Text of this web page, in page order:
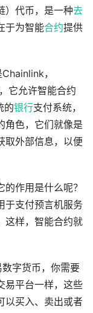
）代币，是一种去
于为智能合约提供
，
它允许智能合约
的银行支付系统，
角色，它们就像是
取外部信息，以便
作用是什么呢？
于支付预言机服务
这样，智能合约就
字货币，你需要
易平台一样，这些
以买入、卖出或者